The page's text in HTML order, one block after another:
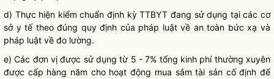
d) Thực hiện kiểm chuẩn định kỳ TTBYT đang sử dụng tại các cơ
sở y tế theo đúng quy định của pháp luậtvề an toàn bức xạ và
pháp luật về đo lường.
e) Các đơn vị được sử dụng từ 5 - 7% tổng kinh phí thường xuyên
được cấp hàng năm cho hoạt động mua sắm tài sản cố định để